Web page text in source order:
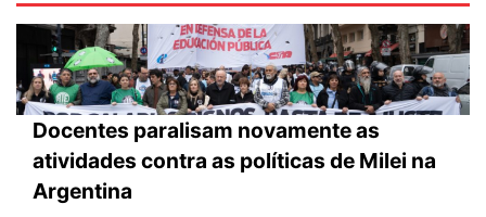
Docentes paralisam novamente as
atividades contra as políticas de Milei na
Argentina